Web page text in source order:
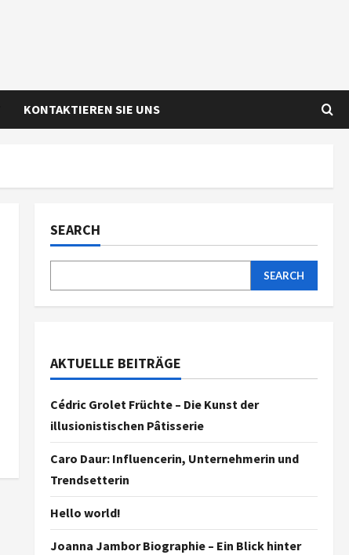
KONTAKTIEREN SIE UNS
SEARCH
SEARCH
AKTUELLE BEITRÄGE
Cédric Grolet Früchte – Die Kunst der
illusionistischen Pâtisserie
Caro Daur: Influencerin, Unternehmerin und
Trendsetterin
Hello world!
Joanna Jambor Biographie – Ein Blick hinter